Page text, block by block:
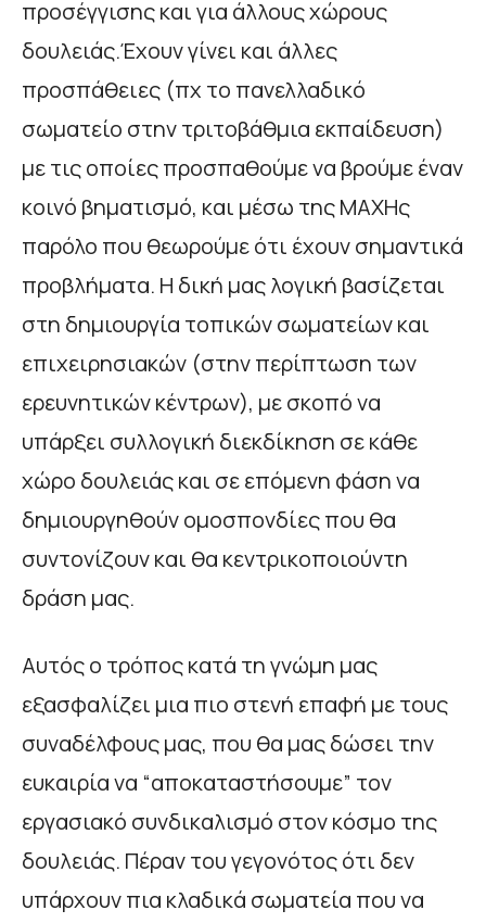
προσέγγισης και για άλλους χώρους
δουλειάς.Έχουν γίνει και άλλες
προσπάθειες (πχ το πανελλαδικό
σωματείο στην τριτοβάθμια εκπαίδευση)
με τις οποίες προσπαθούμε να βρούμε έναν
κοινό βηματισμό, και μέσω της ΜΑΧΗς
παρόλο που θεωρούμε ότι έχουν σημαντικά
προβλήματα. Η δική μας λογική βασίζεται
στη δημιουργία τοπικών σωματείων και
επιχειρησιακών (στην περίπτωση των
ερευνητικών κέντρων), με σκοπό να
υπάρξει συλλογική διεκδίκηση σε κάθε
χώρο δουλειάς και σε επόμενη φάση να
δημιουργηθούν ομοσπονδίες που θα
συντονίζουν και θα κεντρικοποιούντη
δράση μας.
Αυτός ο τρόπος κατά τη γνώμη μας
εξασφαλίζει μια πιο στενή επαφή με τους
συναδέλφους μας, που θα μας δώσει την
ευκαιρία να “αποκαταστήσουμε” τον
εργασιακό συνδικαλισμό στον κόσμο της
δουλειάς. Πέραν του γεγονότος ότι δεν
υπάρχουν πια κλαδικά σωματεία που να